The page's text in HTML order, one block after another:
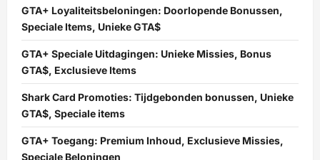
GTA+ Loyaliteitsbeloningen: Doorlopende Bonussen,
Speciale Items, Unieke GTA$
GTA+ Speciale Uitdagingen: Unieke Missies, Bonus
GTA$, Exclusieve Items
Shark Card Promoties: Tijdgebonden bonussen, Unieke
GTA$, Speciale items
GTA+ Toegang: Premium Inhoud, Exclusieve Missies,
Speciale Beloningen